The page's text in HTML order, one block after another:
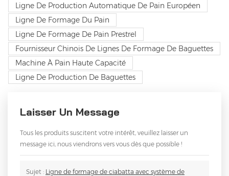
Ligne De Production Automatique De Pain Européen
Ligne De Formage Du Pain
Ligne De Formage De Pain Prestrel
Fournisseur Chinois De Lignes De Formage De Baguettes
Machine À Pain Haute Capacité
Ligne De Production De Baguettes
Laisser Un Message
Tous les produits suscitent votre intérêt, veuillez laisser un
message ici, nous viendrons vers vous dès que possible !
Sujet : Ligne de formage de ciabatta avec système de